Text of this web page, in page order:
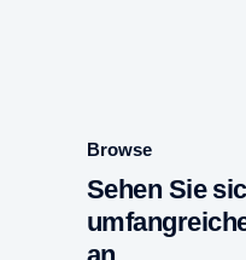
Browse
Sehen Sie